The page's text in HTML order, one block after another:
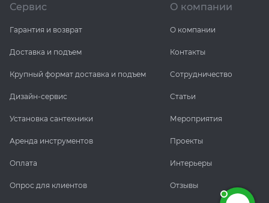
Сервис
Гарантия и возврат
Доставка и подъем
Крупный формат доставка и подъем
Дизайн-сервис
Установка сантехники
Аренда инструментов
Оплата
Опрос для клиентов
О компании
О компании
Контакты
Сотрудничество
Статьи
Мероприятия
Проекты
Интерьеры
Отзывы